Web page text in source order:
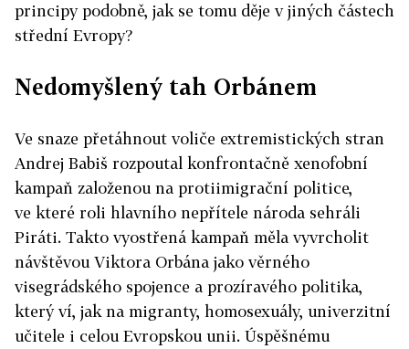
principy podobně, jak se tomu děje v jiných částech
střední Evropy?
Nedomyšlený tah Orbánem
Ve snaze přetáhnout voliče extremistických stran
Andrej Babiš rozpoutal konfrontačně xenofobní
kampaň založenou na protiimigrační politice,
ve které roli hlavního nepřítele národa sehráli
Piráti. Takto vyostřená kampaň měla vyvrcholit
návštěvou Viktora Orbána jako věrného
visegrádského spojence a prozíravého politika,
který ví, jak na migranty, homosexuály, univerzitní
učitele i celou Evropskou unii. Úspěšnému